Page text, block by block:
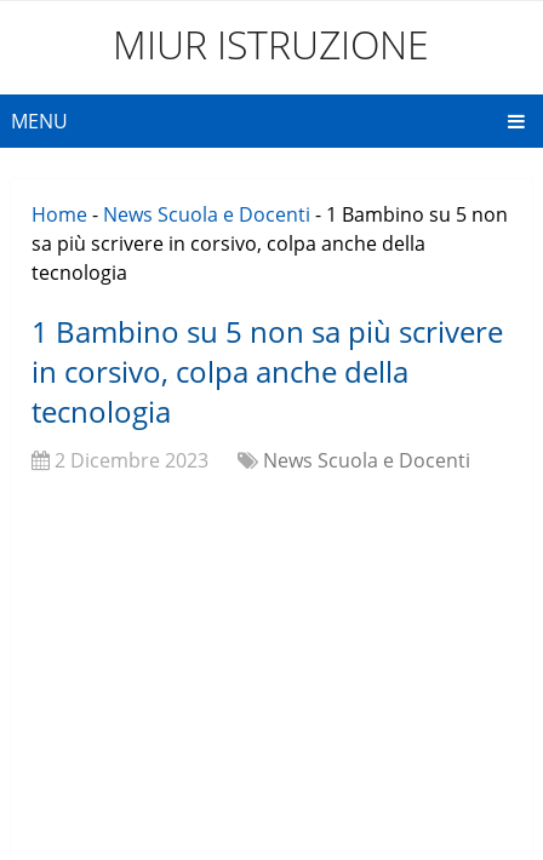
MIUR ISTRUZIONE
MENU
Home- News Scuola e Docenti - 1 Bambino su 5 non
sa più scrivere in corsivo, colpa anche della
tecnologia
1 Bambino su 5 non sa più scrivere
in corsivo, colpa anche della
tecnologia
2 Dicembre 2023 News Scuola e Docenti